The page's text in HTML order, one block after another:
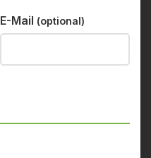
E-Mail (optional)